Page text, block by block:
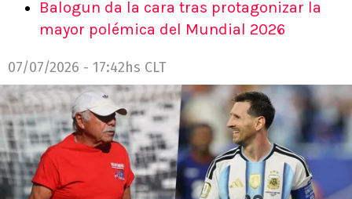
Balogun da la cara tras protagonizar la
mayor polémica del Mundial 2026
07/07/2026 - 17:42hs CLT